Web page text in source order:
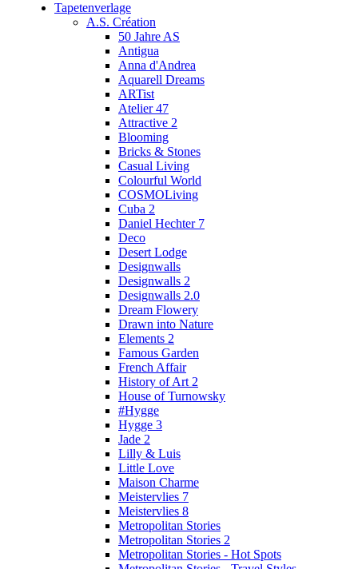
Tapetenverlage
A.S. Création
50 Jahre AS
Antigua
Anna d'Andrea
Aquarell Dreams
ARTist
Atelier 47
Attractive 2
Blooming
Bricks & Stones
Casual Living
Colourful World
COSMOLiving
Cuba 2
Daniel Hechter 7
Deco
Desert Lodge
Designwalls
Designwalls 2
Designwalls 2.0
Dream Flowery
Drawn into Nature
Elements 2
Famous Garden
French Affair
History of Art 2
House of Turnowsky
#Hygge
Hygge 3
Jade 2
Lilly & Luis
Little Love
Maison Charme
Meistervlies 7
Meistervlies 8
Metropolitan Stories
Metropolitan Stories 2
Metropolitan Stories - Hot Spots